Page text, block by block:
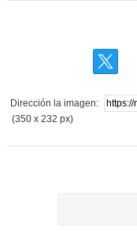
Dirección la imagen:
(350 x 232 px)